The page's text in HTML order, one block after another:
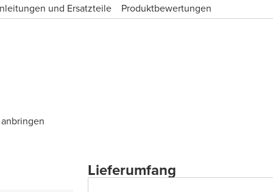
und Ersatzteile Produktbewertungen
Lieferumfang